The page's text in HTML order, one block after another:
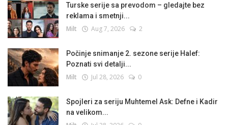
Turske serije sa prevodom – gledajte bez
reklama i smetnji...
Milt Aug 7, 2026 2
Počinje snimanje 2. sezone serije Halef:
Poznati svi detalji...
Milt Jul 28, 2026 0
Spojleri za seriju Muhtemel Ask: Defne i Kadir
na velikom...